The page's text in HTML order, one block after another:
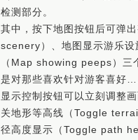
检测部分。
其中，按下地图按钮后可弹
scenery）、地图显示游乐
（Map showing peeps）三
是对那些喜欢针对游客喜好
显示控制按钮可以立刻调整
关地形等高线（Toggle
径高度显示（Toggle path